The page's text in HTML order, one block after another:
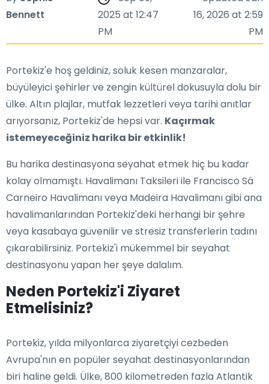
Bennett
2025 at 12:47
PM
16, 2026 at 2:59
PM
Portekiz'e hoş geldiniz, soluk kesen manzaralar,
büyüleyici şehirler ve zengin kültürel dokusuyla dolu bir
ülke. Altın plajlar, mutfak lezzetleri veya tarihi anıtlar
arıyorsanız, Portekiz'de hepsi var. Kaçırmak
istemeyeceğiniz harika bir etkinlik!
Bu harika destinasyona seyahat etmek hiç bu kadar
kolay olmamıştı. Havalimanı Taksileri ile Francisco Sá
Carneiro Havalimanı veya Madeira Havalimanı gibi ana
havalimanlarından Portekiz'deki herhangi bir şehre
veya kasabaya güvenilir ve stresiz transferlerin tadını
çıkarabilirsiniz. Portekiz'i mükemmel bir seyahat
destinasyonu yapan her şeye dalalım.
Neden Portekiz'i Ziyaret
Etmelisiniz?
Portekiz, yılda milyonlarca ziyaretçiyi cezbeden
Avrupa'nın en popüler seyahat destinasyonlarından
biri haline geldi. Ülke, 800 kilometreden fazla Atlantik